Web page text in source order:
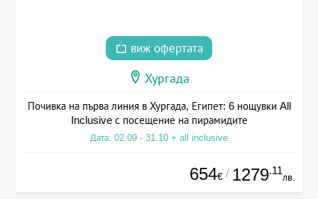
виж офертата
Хургада
Почивка на първа линия в Хургада, Египет: 6 нощувки All
Inclusive с посещение на пирамидите
Дата: 02.09 - 31.10 + all inclusive
654€ / 1279.11
лв.